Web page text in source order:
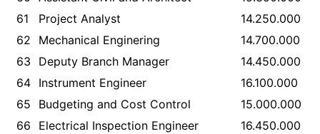
61
Project Analyst
14.250.000
62
Mechanical Enginering
14.700.000
63
Deputy Branch Manager
14.450.000
64 Instrument Engineer
16.100.000
65
Budgeting and Cost Control
15.000.000
66
Electrical Inspection Engineer
16.450.000